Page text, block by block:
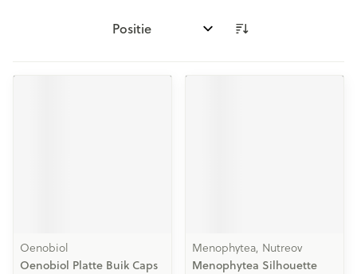
Sorteer op:
Oenobiol
Oenobiol Platte Buik Caps
Menophytea, Nutreov
Menophytea Silhouette